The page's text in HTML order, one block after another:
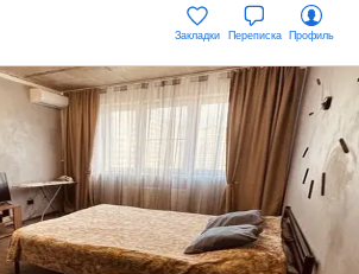
Закладки Переписка Профиль